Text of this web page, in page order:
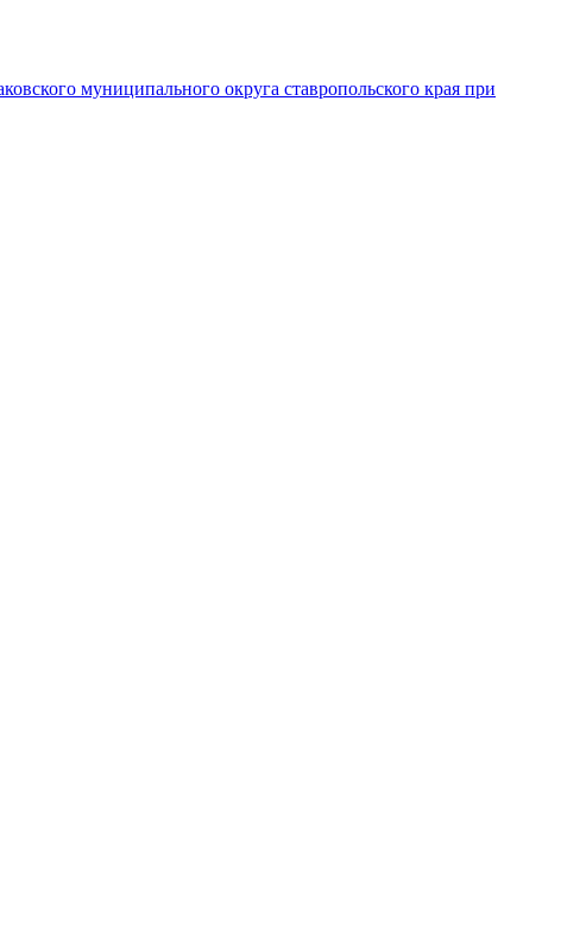
муниципального округа ставропольского края при